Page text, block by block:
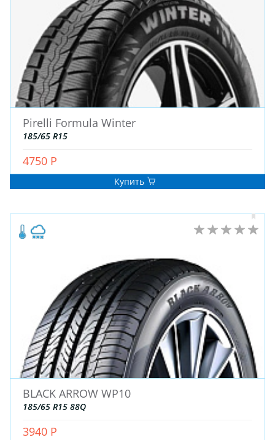
Pirelli Formula Winter
185/65 R15
4750 Р
Купить
BLACK ARROW WP10
185/65 R15 88Q
3940 Р